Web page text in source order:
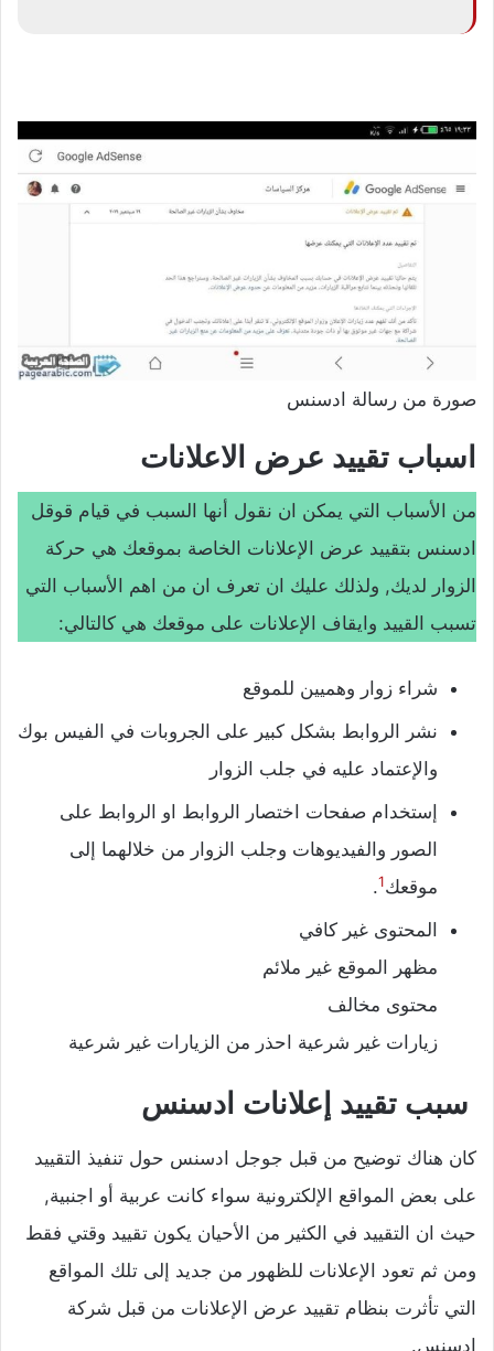
صورة من رسالة ادسنس
اسباب تقييد عرض الاعلانات
من الأسباب التي يمكن ان نقول أنها السبب في قيام قوقل
ادسنس بتقييد عرض الإعلانات الخاصة بموقعك هي حركة
الزوار لديك, ولذلك عليك ان تعرف ان من اهم الأسباب التي
تسبب القييد وايقاف الإعلانات على موقعك هي كالتالي:
شراء زوار وهميين للموقع
نشر الروابط بشكل كبير على الجروبات في الفيس بوك
والإعتماد عليه في جلب الزوار
إستخدام صفحات اختصار الروابط او الروابط على
الصور والفيديوهات وجلب الزوار من خلالهما إلى
موقعك1
.
المحتوى غير كافي
مظهر الموقع غير ملائم
محتوى مخالف
زيارات غير شرعية احذر من الزيارات غير شرعية
سبب تقييد إعلانات ادسنس
كان هناك توضيح من قبل جوجل ادسنس حول تنفيذ التقييد
على بعض المواقع الإلكترونية سواء كانت عربية أو اجنبية,
حيث ان التقييد في الكثير من الأحيان يكون تقييد وقتي فقط
ومن ثم تعود الإعلانات للظهور من جديد إلى تلك المواقع
التي تأثرت بنظام تقييد عرض الإعلانات من قبل شركة
ادسنس.